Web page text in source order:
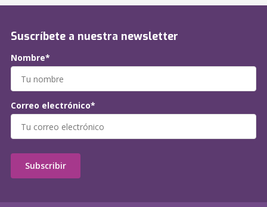
Suscríbete a nuestra newsletter
Nombre*
Correo electrónico*
Subscribir